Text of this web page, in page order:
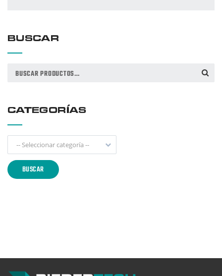
BUSCAR
Buscar
BUSCAR
CATEGORÍAS
-- Seleccionar categoría --
BUSCAR